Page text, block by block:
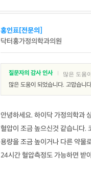
홍인표[전문의]
닥터홍가정의학과의원
질문자의 감사 인사 많은 도움
많은 도움이 되었습니다. 고맙습니
안녕하세요. 하이닥 가정의학과
혈압이 조금 높으신것 같습니다.
용량을 조금 높이거나 다른 약물
24시간 혈압측정도 가능하면 받